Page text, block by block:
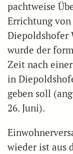
pachtweise
Errichtung
Diepoldshofer
wurde der
Zeit nach
in
geben soll
26. Juni).
wieder ist aus